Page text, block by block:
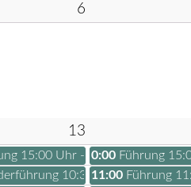
6
13
15:00 Uhr - Tickets 2026
0:00 Führung
10:30 Uhr - Tickets
11:00 Führung